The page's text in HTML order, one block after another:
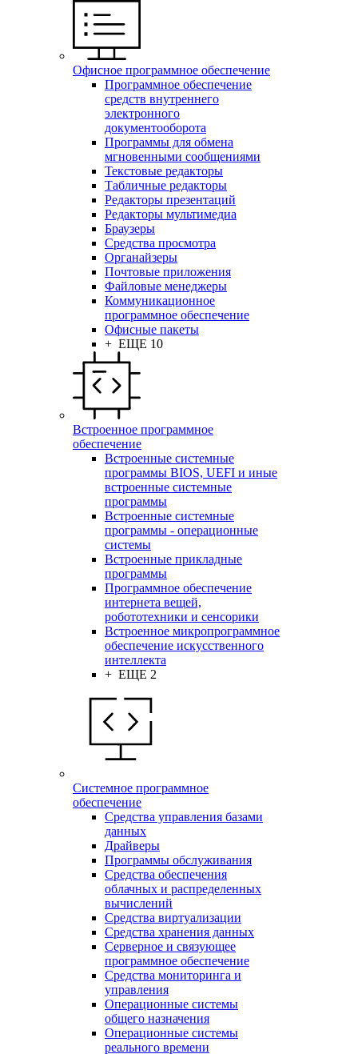
Офисное программное обеспечение
Программное обеспечение
средств внутреннего
электронного
документооборота
Программы для обмена
мгновенными сообщениями
Текстовые редакторы
Табличные редакторы
Редакторы презентаций
Редакторы мультимедиа
Браузеры
Средства просмотра
Органайзеры
Почтовые приложения
Файловые менеджеры
Коммуникационное
программное обеспечение
Офисные пакеты
+ ЕЩЕ 10
Встроенное программное
обеспечение
Встроенные системные
программы BIOS, UEFI и иные
встроенные системные
программы
Встроенные системные
программы - операционные
системы
Встроенные прикладные
программы
Программное обеспечение
интернета вещей,
робототехники и сенсорики
Встроенное микропрограммное
обеспечение искусственного
интеллекта
+ ЕЩЕ 2
Системное программное
обеспечение
Средства управления базами
данных
Драйверы
Программы обслуживания
Средства обеспечения
облачных и распределенных
вычислений
Средства виртуализации
Средства хранения данных
Серверное и связующее
программное обеспечение
Средства мониторинга и
управления
Операционные системы
общего назначения
Операционные системы
реального времени